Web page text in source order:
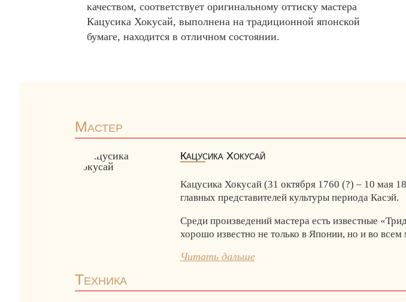
качеством, соответствует оригинальному оттиску мастера
Кацусика Хокусай, выполнена на традиционной японской
бумаге, находится в отличном состоянии.
Мастер
Кацусика Хокусай
Кацусика Хокусай (31 октября 1760 (?) – 10 мая
главных представителей культуры периода Касэй.
Среди произведений мастера есть известные
хорошо известно не только в Японии, но и во всем
Читать дальше
Техника